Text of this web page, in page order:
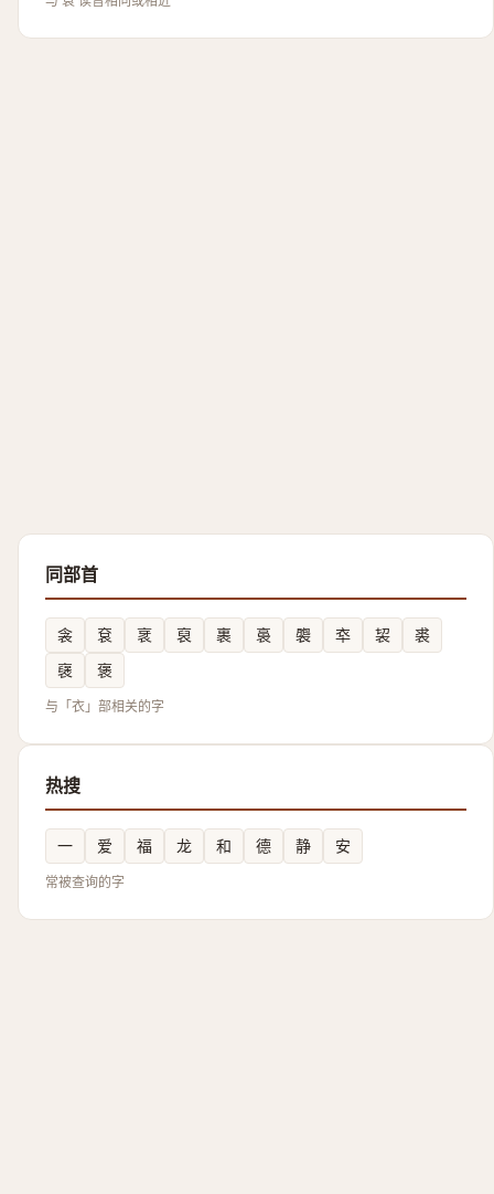
同部首
衾 袞 衺 裒 裹 裛 褜 䘚 袃
裘
襃
褒
与「衣」部相关的字
热搜
一 爱 福 龙 和 德 静 安
常被查询的字